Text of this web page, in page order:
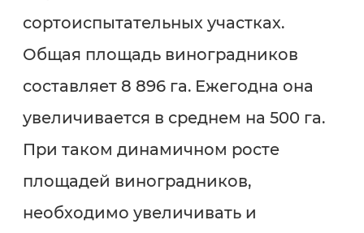
сортоиспытательных участках.
Общая площадь виноградников
составляет 8 896 га. Ежегодна она
увеличивается в среднем на 500 га.
При таком динамичном росте
площадей виноградников,
необходимо увеличивать и